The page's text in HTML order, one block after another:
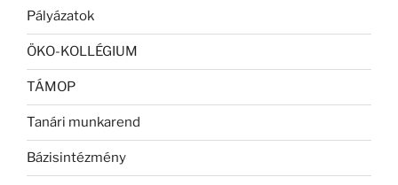
Pályázatok
ÖKO-KOLLÉGIUM
TÁMOP
Tanári munkarend
Bázisintézmény